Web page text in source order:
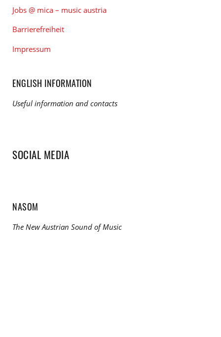
Jobs @ mica – music austria
Barrierefreiheit
Impressum
ENGLISH INFORMATION
Useful information and contacts
SOCIAL MEDIA
NASOM
The New Austrian Sound of Music